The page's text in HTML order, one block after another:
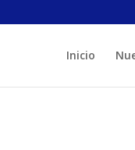
Inicio